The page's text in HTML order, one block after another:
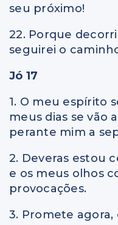
seu próximo!
22. Porque
seguirei o
Jó 17
1. O meu espírito
meus dias se vão
perante mim a
2. Deveras estou
e os meus olhos
provocações.
3. Promete agora,